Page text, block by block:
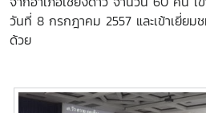
วันที่ 8 กรกฎาคม 2557 และเข้าเยี่ย
ด้วย